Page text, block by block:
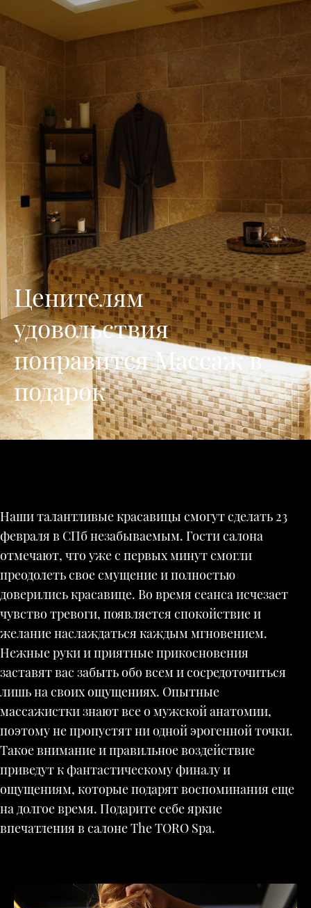
Ценителям
удовольствия
понравится Массаж в
подарок
Наши талантливые красавицы смогут сделать 23
февраля в СПб незабываемым. Гости салона
отмечают, что уже с первых минут смогли
преодолеть свое смущение и полностью
доверились красавице. Во время сеанса исчезает
чувство тревоги, появляется спокойствие и
желание наслаждаться каждым мгновением.
Нежные руки и приятные прикосновения
заставят вас забыть обо всем и сосредоточиться
лишь на своих ощущениях. Опытные
массажистки знают все о мужской анатомии,
поэтому не пропустят ни одной эрогенной точки.
Такое внимание и правильное воздействие
приведут к фантастическому финалу и
ощущениям, которые подарят воспоминания еще
на долгое время. Подарите себе яркие
впечатления в салоне The TORO Spa.